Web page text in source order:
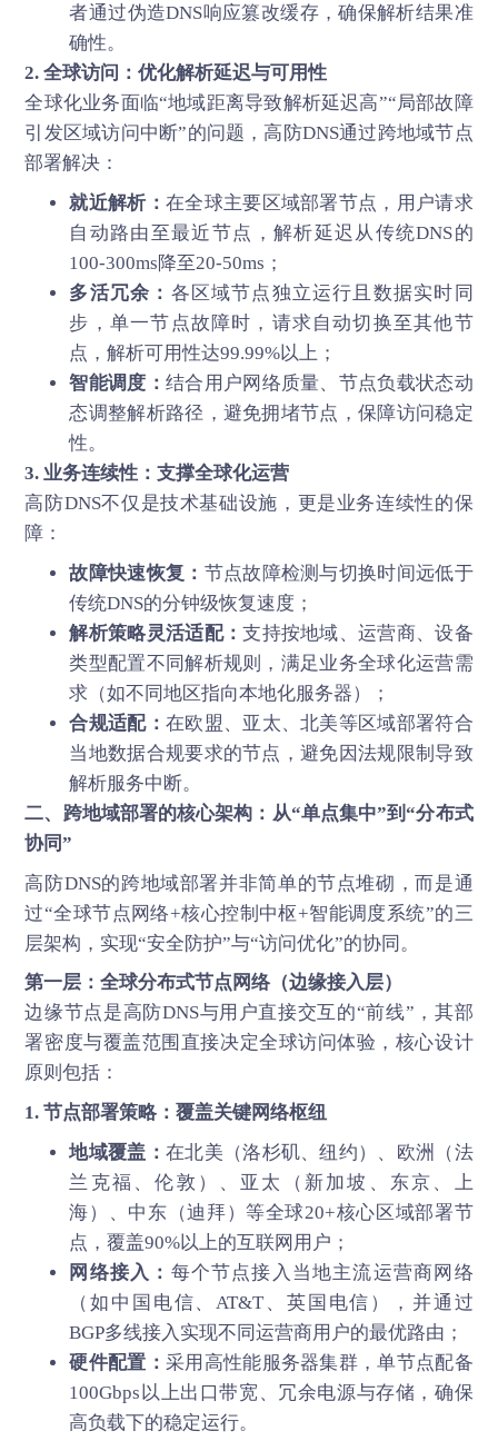
者通过伪造DNS响应篡改缓存，确保解析结果准
确性。
2. 全球访问：优化解析延迟与可用性
全球化业务面临“地域距离导致解析延迟高”“局部故障
引发区域访问中断”的问题，高防DNS通过跨地域节点
部署解决：
就近解析： 在全球主要区域部署节点，用户请求
自动路由至最近节点，解析延迟从传统DNS的
100-300ms降至20-50ms；
多活冗余： 各区域节点独立运行且数据实时同
步，单一节点故障时，请求自动切换至其他节
点，解析可用性达99.99%以上；
智能调度： 结合用户网络质量、节点负载状态动
态调整解析路径，避免拥堵节点，保障访问稳定
性。
3. 业务连续性：支撑全球化运营
高防DNS不仅是技术基础设施，更是业务连续性的保
障：
故障快速恢复： 节点故障检测与切换时间远低于
传统DNS的分钟级恢复速度；
解析策略灵活适配：支持按地域、运营商、设备
类型配置不同解析规则，满足业务全球化运营需
求（如不同地区指向本地化服务器）；
合规适配： 在欧盟、亚太、北美等区域部署符合
当地数据合规要求的节点，避免因法规限制导致
解析服务中断。
二、跨地域部署的核心架构：从“单点集中”到“分布式
协同”
高防DNS的跨地域部署并非简单的节点堆砌，而是通
过“全球节点网络+核心控制中枢+智能调度系统”的三
层架构，实现“安全防护”与“访问优化”的协同。
第一层：全球分布式节点网络（边缘接入层）
边缘节点是高防DNS与用户直接交互的“前线”，其部
署密度与覆盖范围直接决定全球访问体验，核心设计
原则包括：
1. 节点部署策略：覆盖关键网络枢纽
地域覆盖： 在北美（洛杉矶、纽约）、欧洲（法
兰克福、伦敦）、亚太（新加坡、东京、上
海）、中东（迪拜）等全球20+核心区域部署节
点，覆盖90%以上的互联网用户；
网络接入： 每个节点接入当地主流运营商网络
（如中国电信、AT&T、英国电信），并通过
BGP多线接入实现不同运营商用户的最优路由；
硬件配置： 采用高性能服务器集群，单节点配备
100Gbps以上出口带宽、冗余电源与存储，确保
高负载下的稳定运行。